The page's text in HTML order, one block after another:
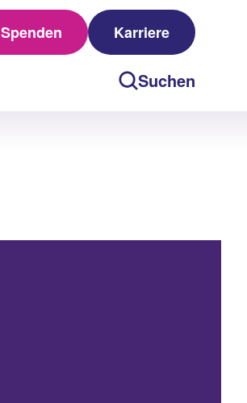
Suchen
Spenden Karriere